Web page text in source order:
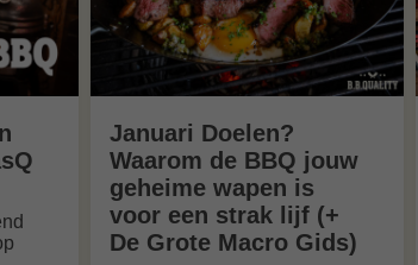
Januari Doelen?
Waarom de BBQ jouw
geheime wapen is
voor een strak lijf (+
De Grote Macro Gids)